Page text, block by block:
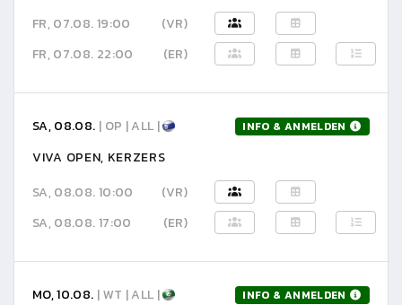
FR, 07.08. 19:00
(VR)
FR, 07.08. 22:00
(ER)
SA, 08.08. | OP | ALL | INFO & ANMELDEN
VIVA OPEN, KERZERS
SA, 08.08. 10:00
(VR)
SA, 08.08. 17:00
(ER)
MO, 10.08. | WT | ALL | INFO & ANMELDEN